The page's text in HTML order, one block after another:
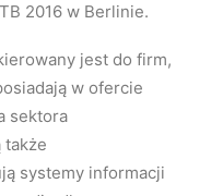
2016 w Berlinie.
jest do firm,
w ofercie
sektora
także
systemy informacji